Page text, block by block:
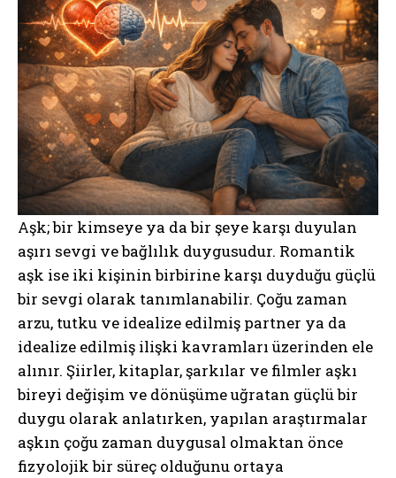
Aşk; bir kimseye ya da bir şeye karşı duyulan
aşırı sevgi ve bağlılık duygusudur. Romantik
aşk ise iki kişinin birbirine karşı duyduğu güçlü
bir sevgi olarak tanımlanabilir. Çoğu zaman
arzu, tutku ve idealize edilmiş partner ya da
idealize edilmiş ilişki kavramları üzerinden ele
alınır. Şiirler, kitaplar, şarkılar ve filmler aşkı
bireyi değişim ve dönüşüme uğratan güçlü bir
duygu olarak anlatırken, yapılan araştırmalar
aşkın çoğu zaman duygusal olmaktan önce
fizyolojik bir süreç olduğunu ortaya